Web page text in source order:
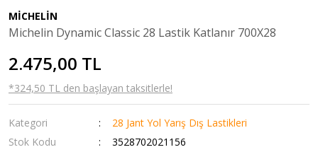
MİCHELİN
Michelin Dynamic Classic 28 Lastik Katlanır 700X28
2.475,00 TL
*324,50 TL den başlayan taksitlerle!
Kategori
28 Jant Yol Yarış Dış Lastikleri
Stok Kodu
3528702021156